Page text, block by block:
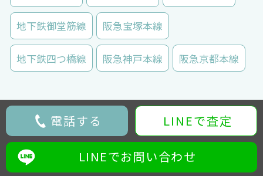
地下鉄御堂筋線 阪急宝塚本線
地下鉄四つ橋線 阪急神戸本線 阪急京都本線
電話する LINEで査定
LINEでお問い合わせ